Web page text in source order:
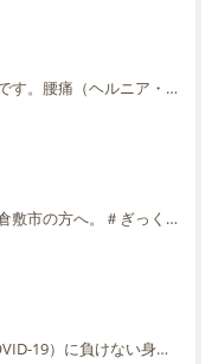
岡山のましお接骨院です。腰痛（ヘルニア・神経痛などを含む）でお悩みの方が多く来院する施術院です。
慢性腰痛でお悩みの倉敷市の方へ。＃ぎっくり腰 ＃坐骨神経痛 ＃ヘルニア
コロナウィルス（COVID-19）に負けない身体を作りましょう！！